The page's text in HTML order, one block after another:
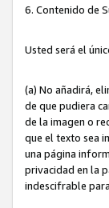
6. Contenido de
Usted será el
(a) No añadirá,
de que pudiera
de la imagen o
que el texto sea
una página
privacidad en la
indescifrable